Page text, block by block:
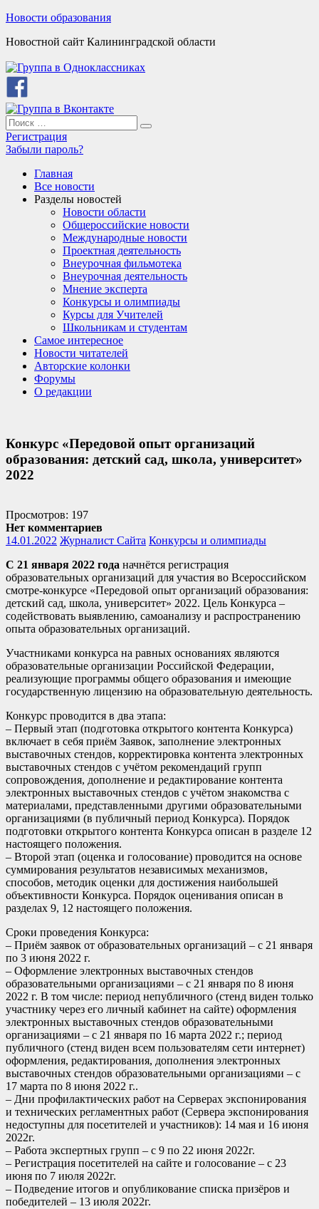
Skip
content
Новости образования
Новостной сайт Калининградской области
Search
for:
Search
Регистрация
Забыли пароль?
Главная
Все новости
Разделы новостей
Новости области
Общероссийские новости
Международные новости
Проектная деятельность
Внеурочная фильмотека
Внеурочная деятельность
Мнение эксперта
Конкурсы и олимпиады
Курсы для Учителей
Школьникам и студентам
Самое интересное
Новости читателей
Авторские колонки
Форумы
О редакции
Конкурс «Передовой опыт организаций
образования: детский сад, школа, университет»
2022
Просмотров: 197
Нет комментариев
14.01.2022 Журналист Сайта Конкурсы и олимпиады
С 21 января 2022 года начнётся регистрация
образовательных организаций для участия во Всероссийском
смотре-конкурсе «Передовой опыт организаций образования:
детский сад, школа, университет» 2022. Цель Конкурса –
содействовать выявлению, самоанализу и распространению
опыта образовательных организаций.
Участниками конкурса на равных основаниях являются
образовательные организации Российской Федерации,
реализующие программы общего образования и имеющие
государственную лицензию на образовательную деятельность.
Конкурс проводится в два этапа:
– Первый этап (подготовка открытого контента Конкурса)
включает в себя приём Заявок, заполнение электронных
выставочных стендов, корректировка контента электронных
выставочных стендов с учётом рекомендаций групп
сопровождения, дополнение и редактирование контента
электронных выставочных стендов с учётом знакомства с
материалами, представленными другими образовательными
организациями (в публичный период Конкурса). Порядок
подготовки открытого контента Конкурса описан в разделе 12
настоящего положения.
– Второй этап (оценка и голосование) проводится на основе
суммирования результатов независимых механизмов,
способов, методик оценки для достижения наибольшей
объективности Конкурса. Порядок оценивания описан в
разделах 9, 12 настоящего положения.
Сроки проведения Конкурса:
– Приём заявок от образовательных организаций – с 21 января
по 3 июня 2022 г.
– Оформление электронных выставочных стендов
образовательными организациями – с 21 января по 8 июня
2022 г. В том числе: период непубличного (стенд виден только
участнику через его личный кабинет на сайте) оформления
электронных выставочных стендов образовательными
организациями – с 21 января по 16 марта 2022 г.; период
публичного (стенд виден всем пользователям сети интернет)
оформления, редактирования, дополнения электронных
выставочных стендов образовательными организациями – с
17 марта по 8 июня 2022 г..
– Дни профилактических работ на Серверах экспонирования
и технических регламентных работ (Сервера экспонирования
недоступны для посетителей и участников): 14 мая и 16 июня
2022г.
– Работа экспертных групп – с 9 по 22 июня 2022г.
– Регистрация посетителей на сайте и голосование – с 23
июня по 7 июля 2022г.
– Подведение итогов и опубликование списка призёров и
победителей – 13 июля 2022г.